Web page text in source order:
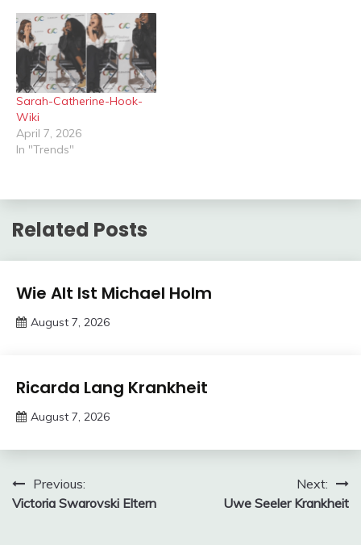
Sarah-Catherine-Hook-
Wiki
April 7, 2026
In "Trends"
Related Posts
Trends
Wie Alt Ist Michael Holm
August 7, 2026
Trends
Ricarda Lang Krankheit
August 7, 2026
Post
navigation
Previous:
Victoria Swarovski Eltern
Next:
Uwe Seeler Krankheit